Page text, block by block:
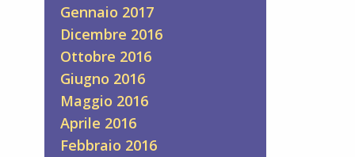
Gennaio 2017
Dicembre 2016
Ottobre 2016
Giugno 2016
Maggio 2016
Aprile 2016
Febbraio 2016